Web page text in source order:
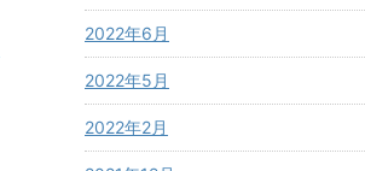
2022年6月
2022年5月
2022年2月